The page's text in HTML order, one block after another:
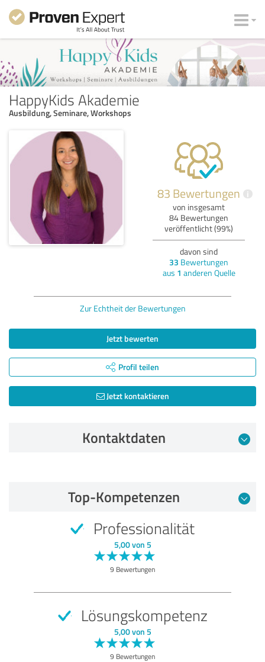
HappyKids Akademie
Ausbildung, Seminare, Workshops
83 Bewertungen i
von insgesamt
84 Bewertungen
veröffentlicht (99%)
davon sind
33 Bewertungen
aus 1 anderen Quelle
Zur Echtheit der Bewertungen
Jetzt bewerten
Profil teilen
Jetzt kontaktieren
Kontaktdaten
Empfehlung
Durchführung
Top-Kompetenzen
Professionalität
5,00 von 5
9 Bewertungen
Lösungskompetenz
5,00 von 5
9 Bewertungen